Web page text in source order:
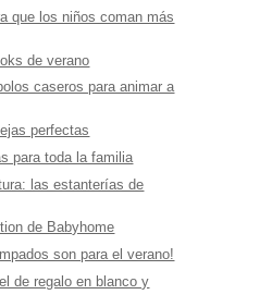
que los niños coman más
de verano
caseros para animar a
perfectas
para toda la familia
las estanterías de
de Babyhome
son para el verano!
de regalo en blanco y